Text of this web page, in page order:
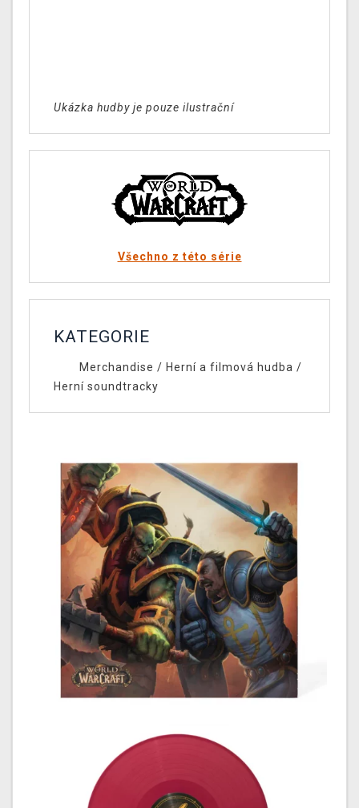
Ukázka hudby je pouze ilustrační
Všechno z této série
KATEGORIE
Merchandise / Herní a filmová hudba /
Herní soundtracky